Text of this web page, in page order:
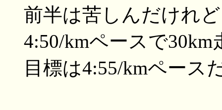
前半は苦しんだけれ
4:50/kmペースで
目標は4:55/kmペース